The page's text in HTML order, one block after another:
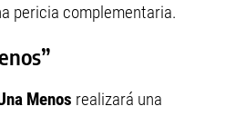
pericia complementaria.
Menos realizará una